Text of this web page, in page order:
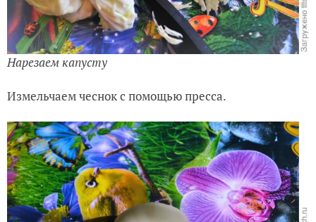
Нарезаем капусту
Измельчаем чеснок с помощью пресса.